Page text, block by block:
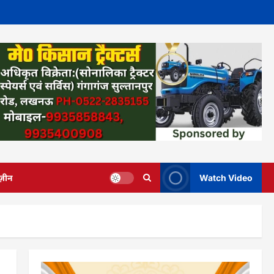
Watch Video